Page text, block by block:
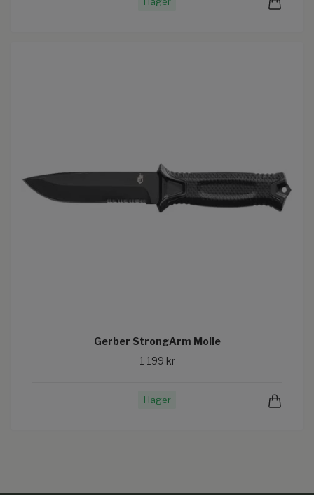
Gerber StrongArm Molle
1 199 kr
I lager